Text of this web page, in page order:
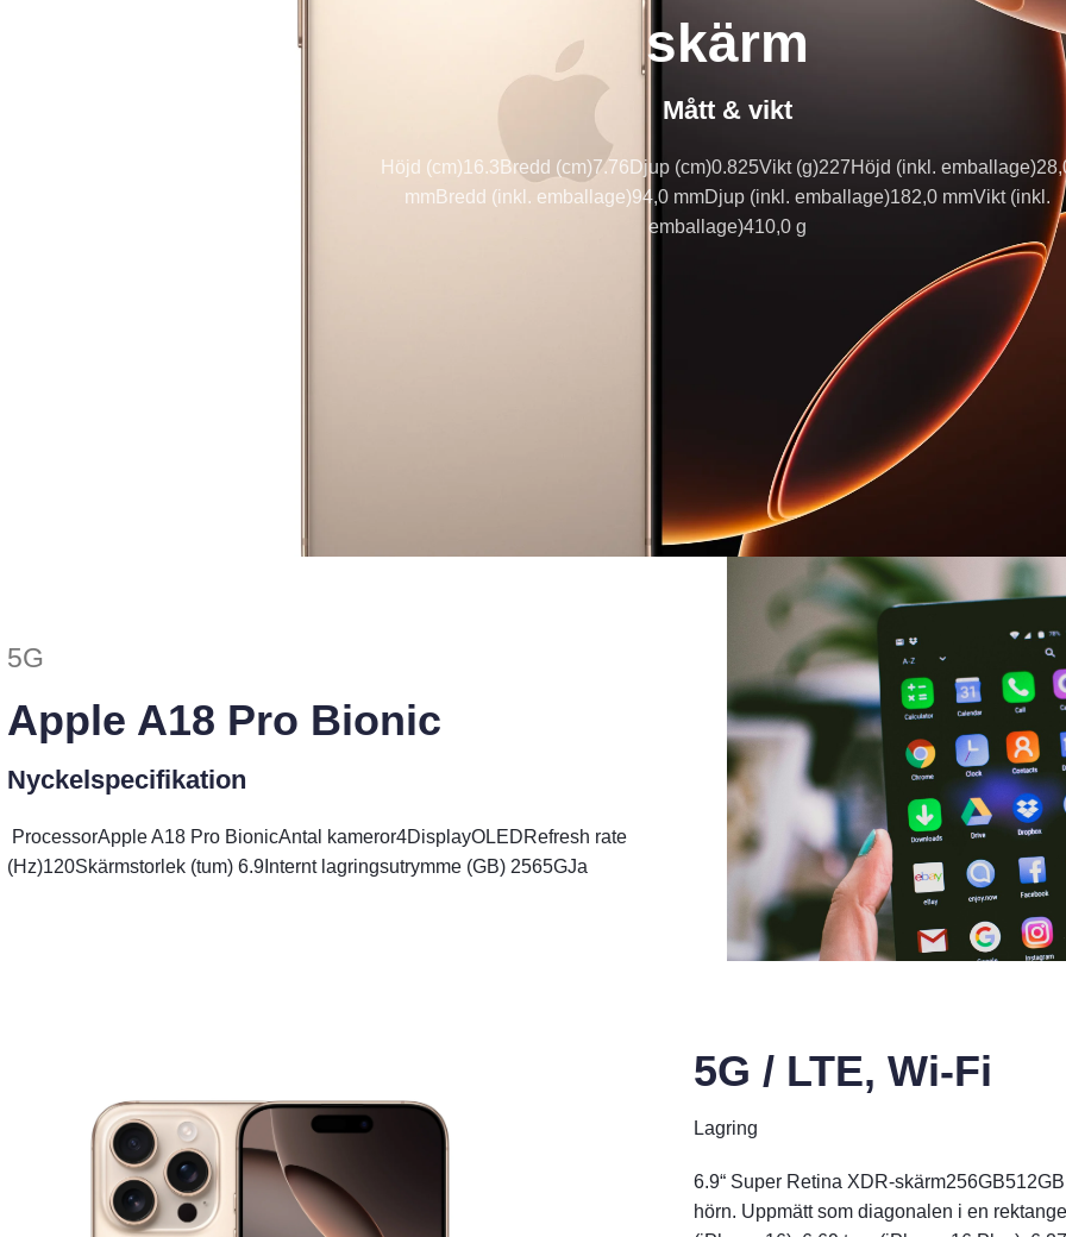
skärm
Mått & vikt
Höjd (cm)16.3 Bredd (cm)7.76 Djup (cm)0.825Vikt (g)227Höjd (inkl. emballage)
mm Bredd (inkl. emballage)94,0 mmDjup (inkl. emballage)182,0 mmVikt (inkl.
emballage)410,0 g
5G
Apple A18 Pro Bionic
Nyckelspecifikation
ProcessorApple A18 Pro BionicAntal kameror4DisplayOLEDRefresh rate
(Hz)120Skärmstorlek (tum) 6.9 Internt lagringsutrymme (GB) 2565GJa
5G / LTE, Wi-Fi
Lagring
6.9“ Super Retina XDR-
hörn. Uppmätt som diagonalen i en